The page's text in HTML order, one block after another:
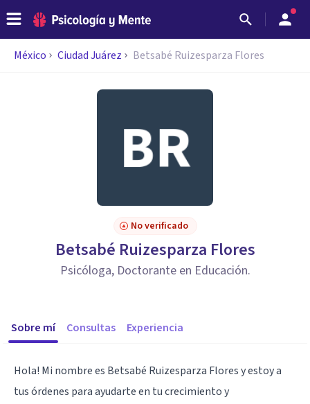
México Ciudad Juárez Betsabé Ruizesparza Flores
No verificado
Betsabé Ruizesparza Flores
Psicóloga, Doctorante en Educación.
Sobre mí Consultas Experiencia
Hola! Mi nombre es Betsabé Ruizesparza Flores y estoy a
tus órdenes para ayudarte en tu crecimiento y